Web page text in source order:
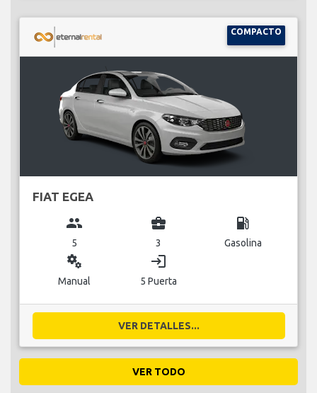
COMPACTO
FIAT EGEA
group
5
business_center
3
local_gas_station
Gasolina
miscellaneous_services
Manual
login
5 Puerta
VER DETALLES...
VER TODO